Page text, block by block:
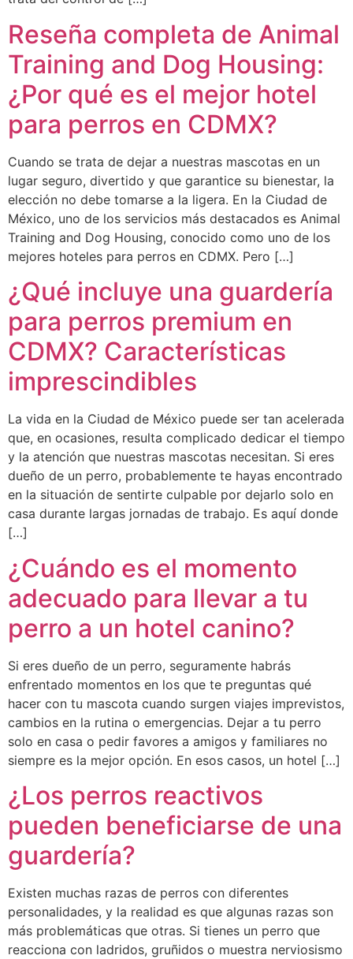
Reseña completa de Animal
Training and Dog Housing:
¿Por qué es el mejor hotel
para perros en CDMX?
Cuando se trata de dejar a nuestras mascotas en un
lugar seguro, divertido y que garantice su bienestar, la
elección no debe tomarse a la ligera. En la Ciudad de
México, uno de los servicios más destacados es Animal
Training and Dog Housing, conocido como uno de los
mejores hoteles para perros en CDMX. Pero […]
¿Qué incluye una guardería
para perros premium en
CDMX? Características
imprescindibles
La vida en la Ciudad de México puede ser tan acelerada
que, en ocasiones, resulta complicado dedicar el tiempo
y la atención que nuestras mascotas necesitan. Si eres
dueño de un perro, probablemente te hayas encontrado
en la situación de sentirte culpable por dejarlo solo en
casa durante largas jornadas de trabajo. Es aquí donde
[…]
¿Cuándo es el momento
adecuado para llevar a tu
perro a un hotel canino?
Si eres dueño de un perro, seguramente habrás
enfrentado momentos en los que te preguntas qué
hacer con tu mascota cuando surgen viajes imprevistos,
cambios en la rutina o emergencias. Dejar a tu perro
solo en casa o pedir favores a amigos y familiares no
siempre es la mejor opción. En esos casos, un hotel […]
¿Los perros reactivos
pueden beneficiarse de una
guardería?
Existen muchas razas de perros con diferentes
personalidades, y la realidad es que algunas razas son
más problemáticas que otras. Si tienes un perro que
reacciona con ladridos, gruñidos o muestra nerviosismo